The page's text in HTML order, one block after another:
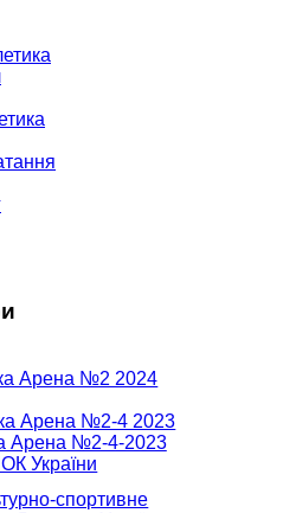
Арена №2 2024
Арена №2-4-2023